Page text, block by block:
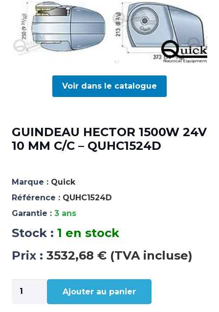
Voir dans le catalogue
GUINDEAU HECTOR 1500W 24V
10 MM C/C – QUHC1524D
Marque : Quick
Référence : QUHC1524D
Garantie : 3 ans
Stock : 1 en stock
Prix : 3532,68 € (TVA incluse)
quantité
de
Ajouter au panier